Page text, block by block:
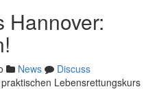
Hannover:
News
Discuss
Lebensrettungskurs